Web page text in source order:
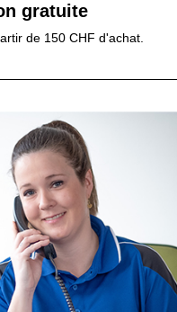
gratuite
de 150 CHF d'achat.